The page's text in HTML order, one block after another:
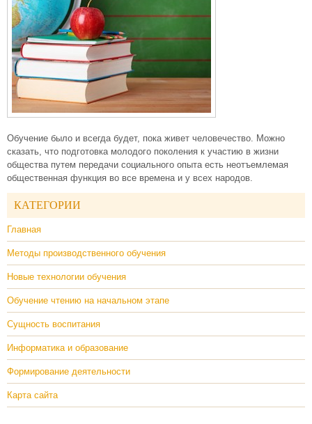
Обучение было и всегда будет, пока живет человечество. Можно
сказать, что подготовка молодого поколения к участию в жизни
общества путем передачи социального опыта есть неотъемлемая
общественная функция во все времена и у всех народов.
КАТЕГОРИИ
Главная
Методы производственного обучения
Новые технологии обучения
Обучение чтению на начальном этапе
Сущность воспитания
Информатика и образование
Формирование деятельности
Карта сайта